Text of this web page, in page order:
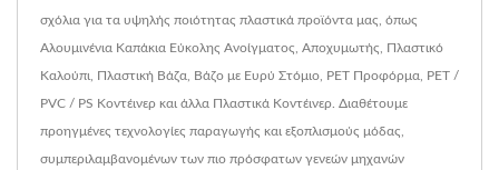
σχόλια για τα υψηλής ποιότητας πλαστικά προϊόντα μας, όπως
Αλουμινένια Καπάκια Εύκολης Ανοίγματος, Αποχυμωτής, Πλαστικό
Καλούπι, Πλαστική Βάζα, Βάζο με Ευρύ Στόμιο, PET Προφόρμα, PET /
PVC / PS Κοντέινερ και άλλα Πλαστικά Κοντέινερ. Διαθέτουμε
προηγμένες τεχνολογίες παραγωγής και εξοπλισμούς μόδας,
συμπεριλαμβανομένων των πιο πρόσφατων γενεών μηχανών